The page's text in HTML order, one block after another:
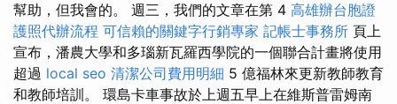
幫助，但我會的。 週三，我們的文章在第 4 高雄辦台胞證
護照代辦流程 可信賴的關鍵字行銷專家 記帳士事務所 頁上
宣布，潘農大學和多瑙新瓦羅西學院的一個聯合計畫將使用
超過 local seo 清潔公司費用明細 5 億福林來更新教師教育
和教師培訓。 環島卡車事故於上週五早上在維斯普雷姆南